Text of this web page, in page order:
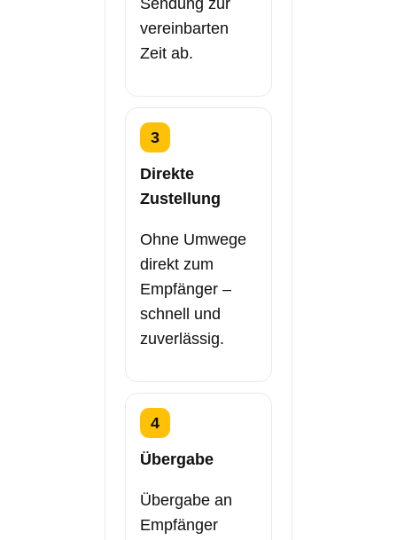
Sendung zur
vereinbarten
Zeit ab.
3
Direkte
Zustellung
Ohne Umwege
direkt zum
Empfänger –
schnell und
zuverlässig.
4
Übergabe
Übergabe an
Empfänger